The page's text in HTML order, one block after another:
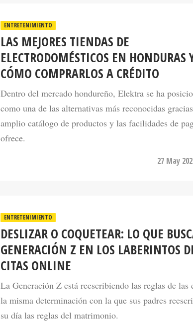
LAS MEJORES TIENDAS DE
ELECTRODOMÉSTICOS EN HONDURAS
CÓMO COMPRARLOS A CRÉDITO
Dentro del mercado hondureño, Elektra se ha
como una de las alternativas más reconocidas
amplio catálogo de productos y las facilidades de
ofrece.
DESLIZAR O COQUETEAR: LO QUE
GENERACIÓN Z EN LOS LABERINTOS
CITAS ONLINE
La Generación Z está reescribiendo las reglas de las
la misma determinación con la que sus padres
su día las reglas del matrimonio.